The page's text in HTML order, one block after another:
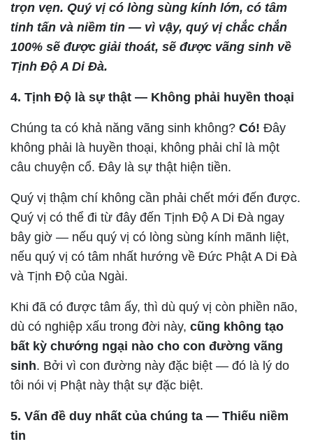
trọn vẹn. Quý vị có lòng sùng kính lớn, có tâm
tinh tấn và niềm tin — vì vậy, quý vị chắc chắn
100% sẽ được giải thoát, sẽ được vãng sinh về
Tịnh Độ A Di Đà.
4. Tịnh Độ là sự thật — Không phải huyền thoại
Chúng ta có khả năng vãng sinh không? Có! Đây
không phải là huyền thoại, không phải chỉ là một
câu chuyện cổ. Đây là sự thật hiện tiền.
Quý vị thậm chí không cần phải chết mới đến được.
Quý vị có thể đi từ đây đến Tịnh Độ A Di Đà ngay
bây giờ — nếu quý vị có lòng sùng kính mãnh liệt,
nếu quý vị có tâm nhất hướng về Đức Phật A Di Đà
và Tịnh Độ của Ngài.
Khi đã có được tâm ấy, thì dù quý vị còn phiền não,
dù có nghiệp xấu trong đời này, cũng không tạo
bất kỳ chướng ngại nào cho con đường vãng
sinh. Bởi vì con đường này đặc biệt — đó là lý do
tôi nói vị Phật này thật sự đặc biệt.
5. Vấn đề duy nhất của chúng ta — Thiếu niềm
tin